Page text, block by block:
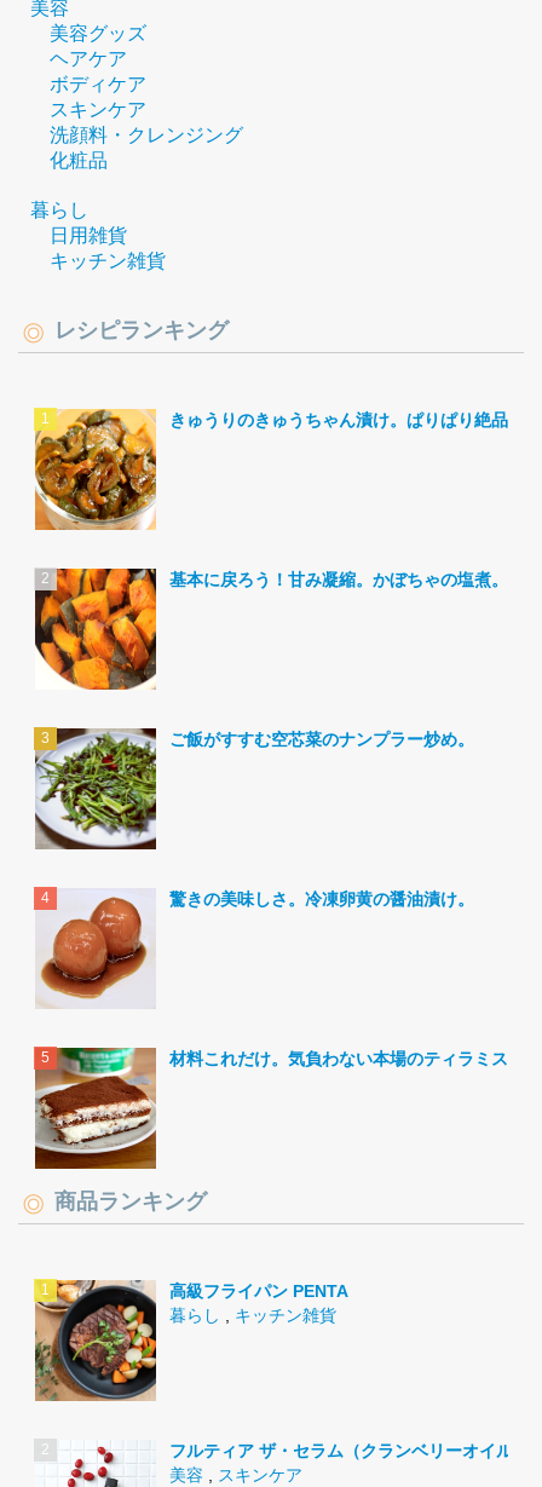
美容
美容グッズ
ヘアケア
ボディケア
スキンケア
洗顔料・クレンジング
化粧品
暮らし
日用雑貨
キッチン雑貨
レシピランキング
きゅうりのきゅうちゃん漬け。ぱりぱり絶品。
基本に戻ろう！甘み凝縮。かぼちゃの塩煮。
ご飯がすすむ空芯菜のナンプラー炒め。
驚きの美味しさ。冷凍卵黄の醤油漬け。
材料これだけ。気負わない本場のティラミス。
商品ランキング
高級フライパン PENTA
暮らし
キッチン雑貨
フルティア ザ・セラム（クランベリーオイル）
美容
スキンケア